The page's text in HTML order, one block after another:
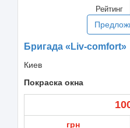
Рейтинг
Бригада «Liv-comfort»
Киев
Покраска окна
грн